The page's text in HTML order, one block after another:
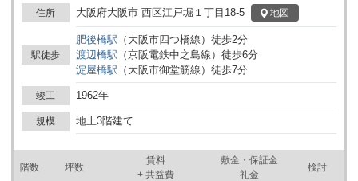
設を最大限に活用し、貴社のビジネスがより一層発展することを期
待しています。
住所 大阪府大阪市 西区江戸堀１丁目18-5 地図
駅徒歩
肥後橋駅 （ 大阪市四つ橋線 ） 徒歩2分
渡辺橋駅 （京阪電鉄中之島線 ） 徒歩6分
淀屋橋駅 （ 大阪市御堂筋線 ） 徒歩7分
竣工 1962年
規模 地上3階建て
階数 坪数
賃料
+ 共益費
敷金・保証金
礼金
検討